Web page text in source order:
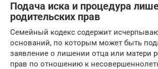
Подача иска и процедура
родительских прав
Семейный кодекс содержит
оснований, по которым может быть
заявление о лишении отца или матери
прав по отношению к